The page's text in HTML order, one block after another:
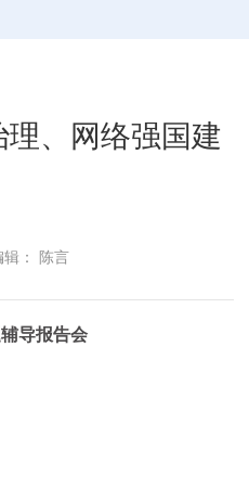
、网络强国建
辑： 陈言
导报告会